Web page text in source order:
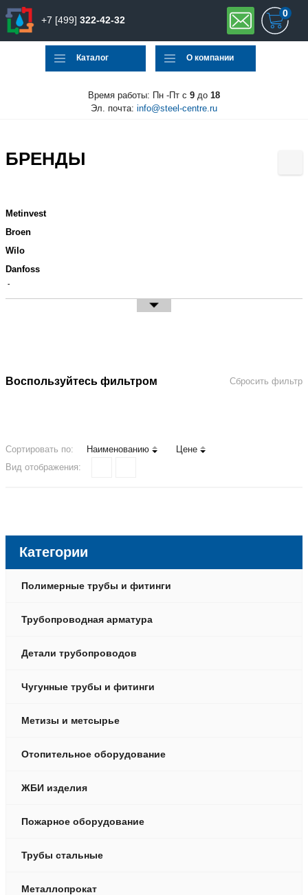
+7 [499] 322-42-32
0
Каталог О компании
Время работы: Пн -Пт с 9 до 18
Эл. почта: info@steel-centre.ru
БРЕНДЫ
Metinvest
Broen
Wilo
Danfoss
Amet
Rifar
Группа ЧТПЗ
м/а ШЕРЕМЕТЬЕВО
МОЭСК
Северсталь
СМИТ Ярцево
K-FLEX
Воспользуйтесь фильтром Сбросить фильтр
Сортировать по: Наименованию
Цене
Вид отображения:
Категории
Полимерные трубы и фитинги
Трубопроводная арматура
Детали трубопроводов
Чугунные трубы и фитинги
Метизы и метсырье
Отопительное оборудование
ЖБИ изделия
Пожарное оборудование
Трубы стальные
Металлопрокат